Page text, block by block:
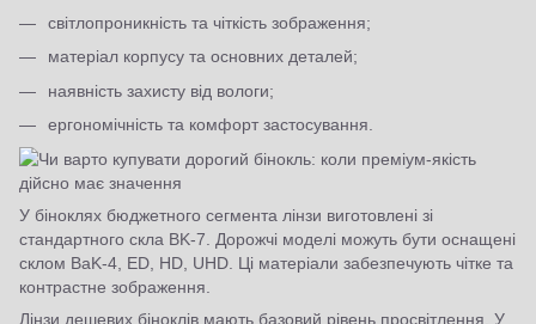
світлопроникність та чіткість зображення;
матеріал корпусу та основних деталей;
наявність захисту від вологи;
ергономічність та комфорт застосування.
У біноклях бюджетного сегмента лінзи виготовлені зі
стандартного скла BK-7. Дорожчі моделі можуть бути оснащені
склом BaK-4, ED, HD, UHD. Ці матеріали забезпечують чітке та
контрастне зображення.
Лінзи дешевих біноклів мають базовий рівень просвітлення. У